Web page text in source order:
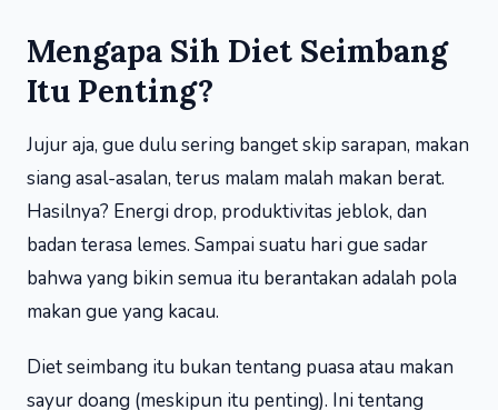
Mengapa Sih Diet Seimbang
Itu Penting?
Jujur aja, gue dulu sering banget skip sarapan, makan
siang asal-asalan, terus malam malah makan berat.
Hasilnya? Energi drop, produktivitas jeblok, dan
badan terasa lemes. Sampai suatu hari gue sadar
bahwa yang bikin semua itu berantakan adalah pola
makan gue yang kacau.
Diet seimbang itu bukan tentang puasa atau makan
sayur doang (meskipun itu penting). Ini tentang